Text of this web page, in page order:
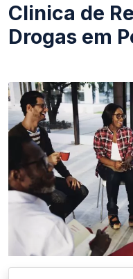
Clinica de
Drogas em